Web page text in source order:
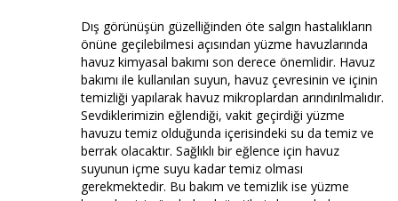
Dış görünüşün güzelliğinden öte salgın hastalıkların
önüne geçilebilmesi açısından yüzme havuzlarında
havuz kimyasal bakımı son derece önemlidir. Havuz
bakımı ile kullanılan suyun, havuz çevresinin ve içinin
temizliği yapılarak havuz mikroplardan arındırılmalıdır.
Sevdiklerimizin eğlendiği, vakit geçirdiği yüzme
havuzu temiz olduğunda içerisindeki su da temiz ve
berrak olacaktır. Sağlıklı bir eğlence için havuz
suyunun içme suyu kadar temiz olması
gerekmektedir. Bu bakım ve temizlik ise yüzme